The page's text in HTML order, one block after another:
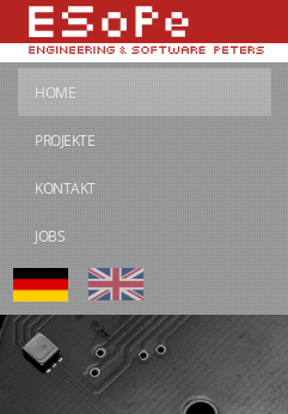
HOME
PROJEKTE
KONTAKT
JOBS